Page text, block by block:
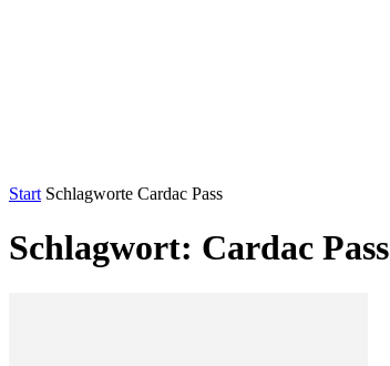
Start Schlagworte Cardac Pass
Schlagwort: Cardac Pass